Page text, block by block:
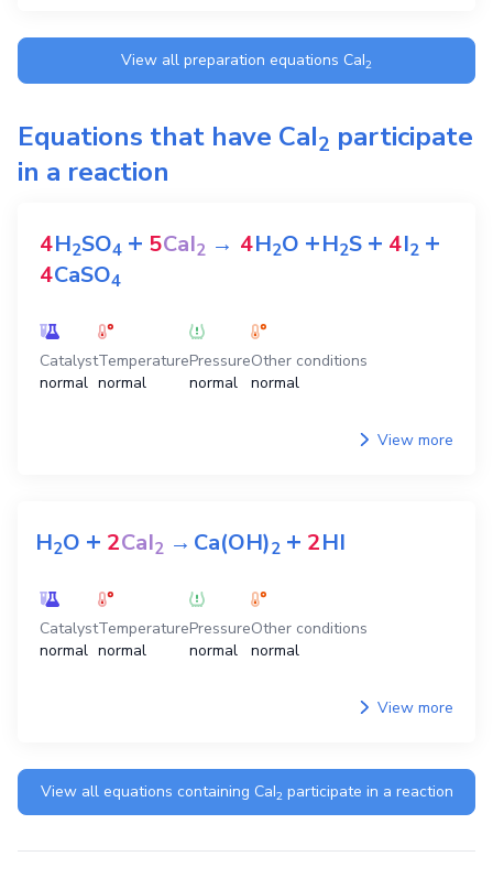
View all preparation equations CaI2
Equations that have CaI2 participate
in a reaction
4H2SO4 + 5CaI2 → 4H2O +H2S + 4I2 +
4CaSO4
Catalyst
normal
Temperature
normal
Pressure
normal
Other conditions
normal
View more
H2O + 2CaI2 →Ca(OH)2 + 2HI
Catalyst
normal
Temperature
normal
Pressure
normal
Other conditions
normal
View more
View all equations containing CaI2 participate in a reaction